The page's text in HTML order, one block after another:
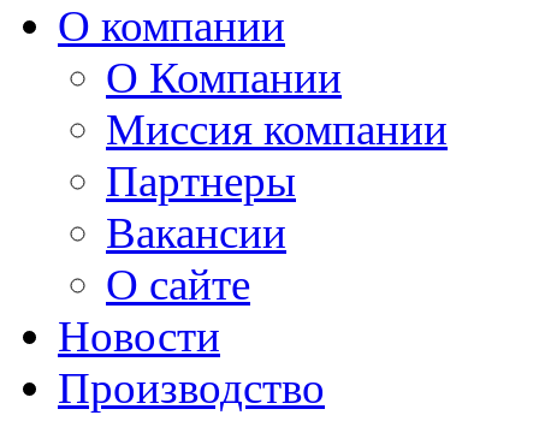
О компании
О Компании
Миссия компании
Партнеры
Вакансии
О сайте
Новости
Производство